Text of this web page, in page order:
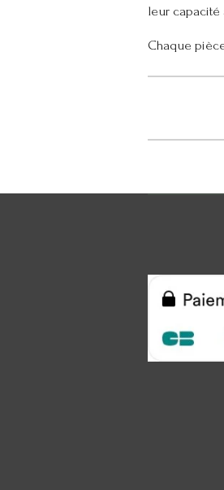
leur capacité
Chaque